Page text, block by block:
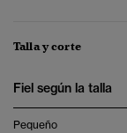
Talla y corte
Fiel según la talla
Pequeño